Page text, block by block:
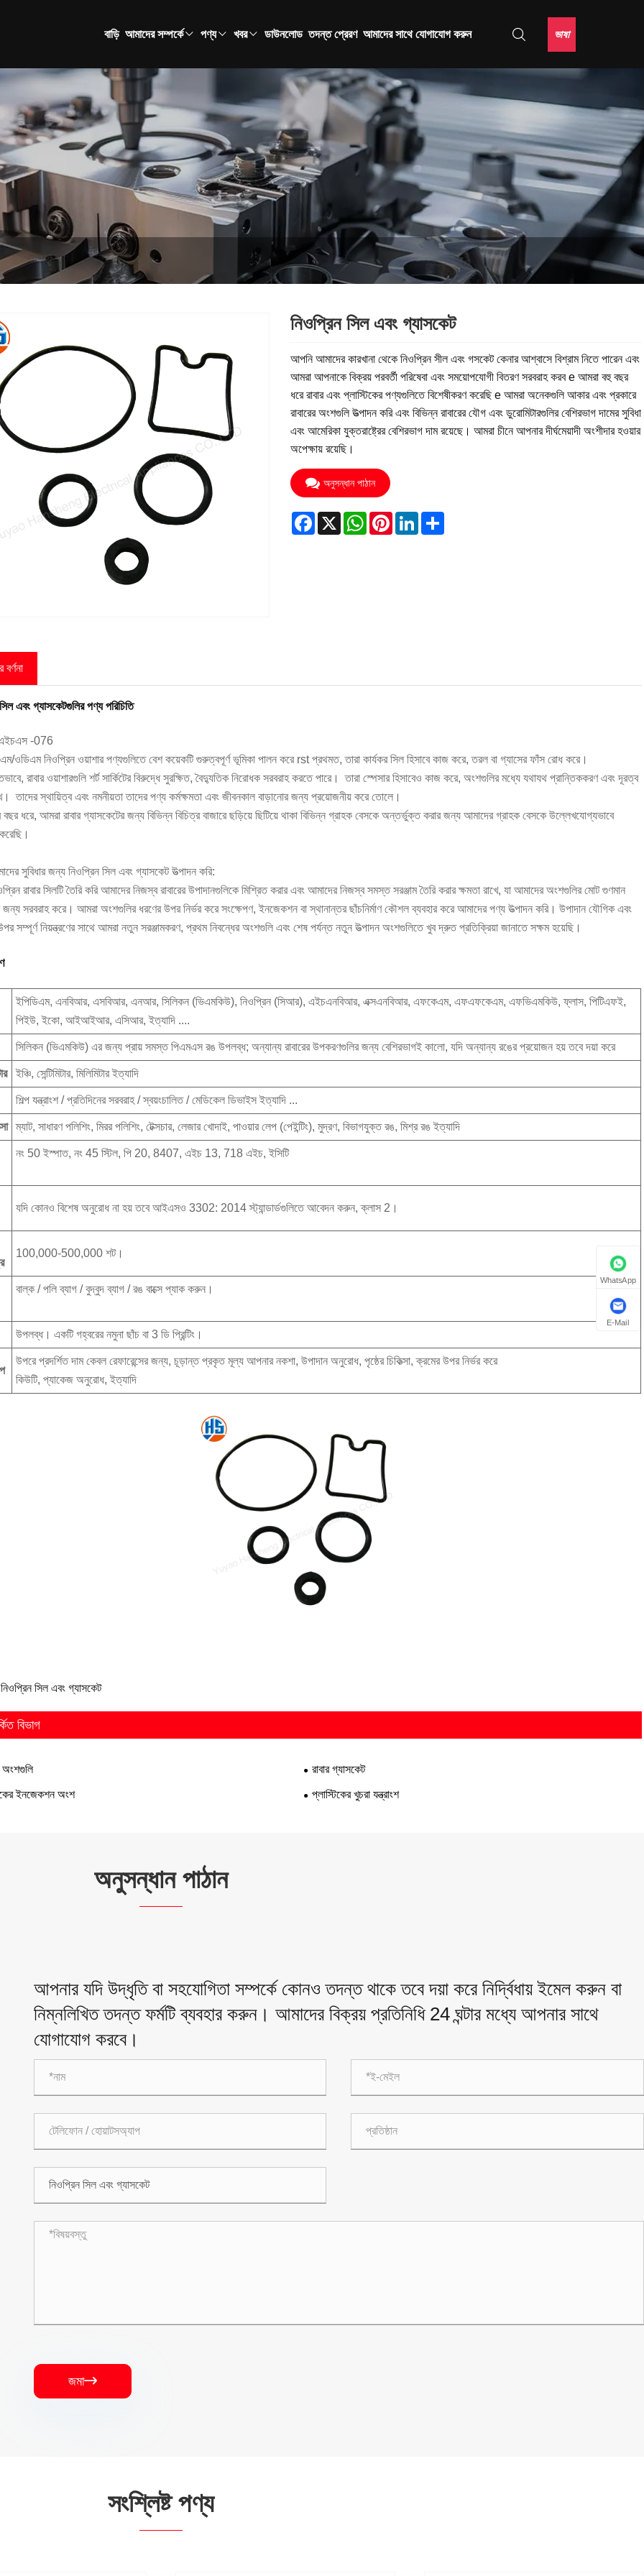
বাড়ি আমাদের সম্পর্কে পণ্য খবর ডাউনলোড তদন্ত প্রেরণ আমাদের সাথে যোগাযোগ করুন ভাষা
নিওপ্রিন সিল এবং গ্যাসকেট
আপনি আমাদের কারখানা থেকে নিওপ্রিন সীল এবং গসকেট কেনার আশ্বাসে বিশ্রাম নিতে পারেন এবং
আমরা আপনাকে বিক্রয় পরবর্তী পরিষেবা এবং সময়োপযোগী বিতরণ সরবরাহ করব e আমরা বহু বছর
ধরে রাবার এবং প্লাস্টিকের পণ্যগুলিতে বিশেষীকরণ করেছি e আমরা অনেকগুলি আকার এবং প্রকারে
রাবারের অংশগুলি উত্পাদন করি এবং বিভিন্ন রাবারের যৌগ এবং ডুরোমিটারগুলির বেশিরভাগ দামের সুবিধা
এবং আমেরিকা যুক্তরাষ্ট্রের বেশিরভাগ দাম রয়েছে। আমরা চীনে আপনার দীর্ঘমেয়াদী অংশীদার হওয়ার
অপেক্ষায় রয়েছি।
অনুসন্ধান পাঠান
Facebook
X WhatsApp
PinterestLinkedInShare
বর্ণনা
এবং গ্যাসকেটগুলির পণ্য পরিচিতি
-076
ওডিএম নিওপ্রিন ওয়াশার পণ্যগুলিতে বেশ কয়েকটি গুরুত্বপূর্ণ ভূমিকা পালন করে rst প্রথমত, তারা কার্যকর সিল হিসাবে কাজ করে, তরল বা গ্যাসের ফাঁস রোধ করে।
রাবার ওয়াশারগুলি শর্ট সার্কিটের বিরুদ্ধে সুরক্ষিত, বৈদ্যুতিক নিরোধক সরবরাহ করতে পারে। তারা স্পেসার হিসাবেও কাজ করে, অংশগুলির মধ্যে যথাযথ প্রান্তিককরণ এবং দূরত্ব
তাদের স্থায়িত্ব এবং নমনীয়তা তাদের পণ্য কর্মক্ষমতা এবং জীবনকাল বাড়ানোর জন্য প্রয়োজনীয় করে তোলে।
বছর ধরে, আমরা রাবার গ্যাসকেটের জন্য বিভিন্ন বিচিত্র বাজারে ছড়িয়ে ছিটিয়ে থাকা বিভিন্ন গ্রাহক বেসকে অন্তর্ভুক্ত করার জন্য আমাদের গ্রাহক বেসকে উল্লেখযোগ্যভাবে
সুবিধার জন্য নিওপ্রিন সিল এবং গ্যাসকেট উত্পাদন করি:
রাবার সিলটি তৈরি করি আমাদের নিজস্ব রাবারের উপাদানগুলিকে মিশ্রিত করার এবং আমাদের নিজস্ব সমস্ত সরঞ্জাম তৈরি করার ক্ষমতা রাখে, যা আমাদের অংশগুলির মোট গুণমান
জন্য সরবরাহ করে। আমরা অংশগুলির ধরণের উপর নির্ভর করে সংক্ষেপণ, ইনজেকশন বা স্থানান্তর ছাঁচনির্মাণ কৌশল ব্যবহার করে আমাদের পণ্য উত্পাদন করি। উপাদান যৌগিক এবং
সম্পূর্ণ নিয়ন্ত্রণের সাথে আমরা নতুন সরঞ্জামকরণ, প্রথম নিবন্ধের অংশগুলি এবং শেষ পর্যন্ত নতুন উত্পাদন অংশগুলিতে খুব দ্রুত প্রতিক্রিয়া জানাতে সক্ষম হয়েছি।
ইপিডিএম, এনবিআর, এসবিআর, এনআর, সিলিকন (ভিএমকিউ), নিওপ্রিন (সিআর), এইচএনবিআর, এক্সএনবিআর, এফকেএম, এফএফকেএম, এফভিএমকিউ, ফ্লাস, পিটিএফই,
পিইউ, ইকো, আইআইআর, এসিআর, ইত্যাদি ....
সিলিকন (ভিএমকিউ) এর জন্য প্রায় সমস্ত পিএমএস রঙ উপলব্ধ; অন্যান্য রাবারের উপকরণগুলির জন্য বেশিরভাগই কালো, যদি অন্যান্য রঙের প্রয়োজন হয় তবে দয়া করে
ইঞ্চি, সেন্টিমিটার, মিলিমিটার ইত্যাদি
শিল্প যন্ত্রাংশ / প্রতিদিনের সরবরাহ / স্বয়ংচালিত / মেডিকেল ডিভাইস ইত্যাদি ...
ম্যাট, সাধারণ পলিশিং, মিরর পলিশিং, টেক্সচার, লেজার খোদাই, পাওয়ার লেপ (পেইন্টিং), মুদ্রণ, বিভাগযুক্ত রঙ, মিশ্র রঙ ইত্যাদি
নং 50 ইস্পাত, নং 45 স্টিল, পি 20, 8407, এইচ 13, 718 এইচ, ইসিটি
যদি কোনও বিশেষ অনুরোধ না হয় তবে আইএসও 3302: 2014 স্ট্যান্ডার্ডগুলিতে আবেদন করুন, ক্লাস 2।
100,000-500,000 শট।
বাল্ক / পলি ব্যাগ / বুদ্বুদ ব্যাগ / রঙ বাক্সে প্যাক করুন।
উপলব্ধ। একটি গহ্বরের নমুনা ছাঁচ বা 3 ডি প্রিন্টিং।
উপরে প্রদর্শিত দাম কেবল রেফারেন্সের জন্য, চূড়ান্ত প্রকৃত মূল্য আপনার নকশা, উপাদান অনুরোধ, পৃষ্ঠের চিকিত্সা, ক্রমের উপর নির্ভর করে
কিউটি, প্যাকেজ অনুরোধ, ইত্যাদি
সিল এবং গ্যাসকেট
বিভাগ
অংশগুলি রাবার গ্যাসকেট
ইনজেকশন অংশ প্লাস্টিকের খুচরা যন্ত্রাংশ
অনুসন্ধান পাঠান
আপনার যদি উদ্ধৃতি বা সহযোগিতা সম্পর্কে কোনও তদন্ত থাকে তবে দয়া করে নির্দ্বিধায় ইমেল করুন বা
নিম্নলিখিত তদন্ত ফর্মটি ব্যবহার করুন। আমাদের বিক্রয় প্রতিনিধি 24 ঘন্টার মধ্যে আপনার সাথে
যোগাযোগ করবে।
জমা
সংশ্লিষ্ট পণ্য
WhatsApp
E-Mail